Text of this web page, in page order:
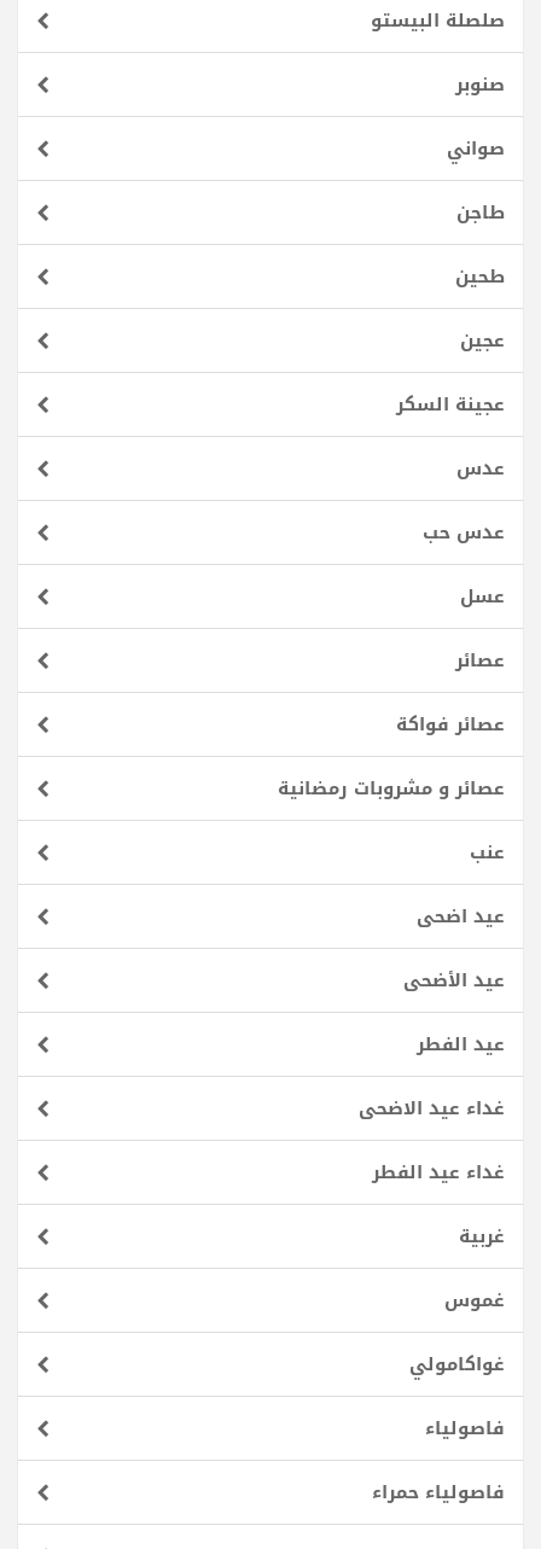
صلصلة البيستو
صنوبر
صواني
طاجن
طحين
عجين
عجينة السكر
عدس
عدس حب
عسل
عصائر
عصائر فواكة
عصائر و مشروبات رمضانية
عنب
عيد اضحى
عيد الأضحى
عيد الفطر
غداء عيد الاضحى
غداء عيد الفطر
غربية
غموس
غواكامولي
فاصولياء
فاصولياء حمراء